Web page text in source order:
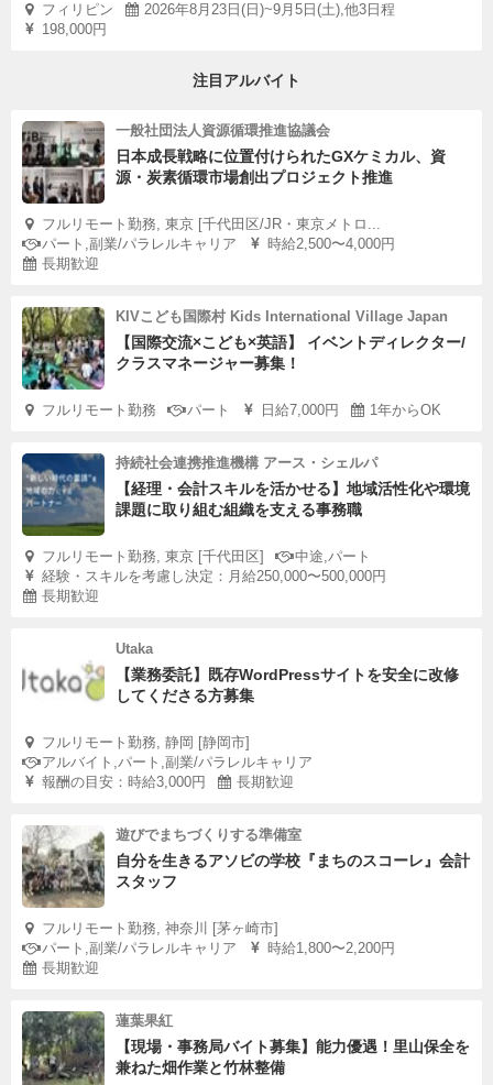
フィリピン
2026年8月23日(日)~9月5日(土),他3日程
198,000円
注目アルバイト
一般社団法人資源循環推進協議会
日本成長戦略に位置付けられたGXケミカル、資
源・炭素循環市場創出プロジェクト推進
フルリモート勤務, 東京 [千代田区/JR・東京メトロ...
パート,副業/パラレルキャリア
時給2,500〜4,000円
長期歓迎
KIVこども国際村 Kids International Village Japan
【国際交流×こども×英語】 イベントディレクター/
クラスマネージャー募集！
フルリモート勤務 パート 日給7,000円 1年からOK
持続社会連携推進機構 アース・シェルパ
【経理・会計スキルを活かせる】地域活性化や環境
課題に取り組む組織を支える事務職
フルリモート勤務, 東京 [千代田区]
中途,パート
経験・スキルを考慮し決定：月給250,000〜500,000円
長期歓迎
Utaka
【業務委託】既存WordPressサイトを安全に改修
してくださる方募集
フルリモート勤務, 静岡 [静岡市]
アルバイト,パート,副業/パラレルキャリア
報酬の目安：時給3,000円
長期歓迎
遊びでまちづくりする準備室
自分を生きるアソビの学校『まちのスコーレ』会計
スタッフ
フルリモート勤務, 神奈川 [茅ヶ崎市]
パート,副業/パラレルキャリア
時給1,800〜2,200円
長期歓迎
蓮葉果紅
【現場・事務局バイト募集】能力優遇！里山保全を
兼ねた畑作業と竹林整備